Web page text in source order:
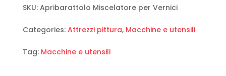
pitture
apri
quantity
SKU: Apribarattolo Miscelatore per Vernici
Categories: Attrezzi pittura, Macchine e utensili
Tag: Macchine e utensili